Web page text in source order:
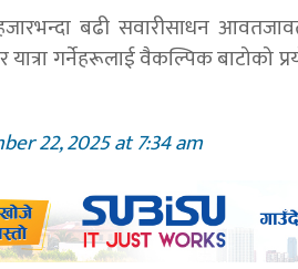
बढी सवारीसाधन
गर्नेहरूलाई वैकल्पिक बाटोको
22, 2025 at 7:34 am